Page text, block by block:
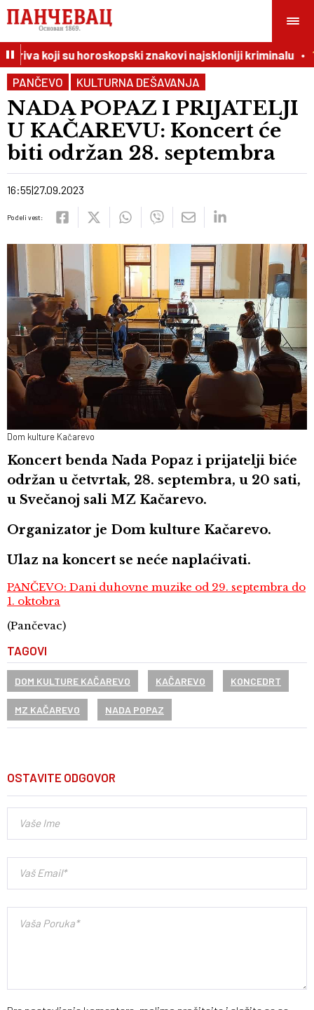
koji su horoskopski znakovi najskloniji kriminalu
PANČEVO
KULTURNA DEŠAVANJA
NADA POPAZ I PRIJATELJI
U KAČAREVU: Koncert će
biti održan 28. septembra
16:55 27.09.2023
Podeli vest:
Dom kulture Kačarevo
Koncert benda Nada Popaz i prijatelji biće
održan u četvrtak, 28. septembra, u 20 sati,
u Svečanoj sali MZ Kačarevo.
Organizator je Dom kulture Kačarevo.
Ulaz na koncert se neće naplaćivati.
PANČEVO: Dani duhovne muzike od 29. septembra do
1. oktobra
(Pančevac)
TAGOVI
DOM KULTURE KAČAREVO KAČAREVO KONCEDRT
MZ KAČAREVO NADA POPAZ
OSTAVITE ODGOVOR